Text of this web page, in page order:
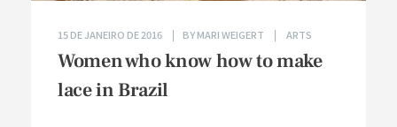
Women who know how to make
lace in Brazil
15 DE JANEIRO DE 2016 BYMARI WEIGERT ARTS